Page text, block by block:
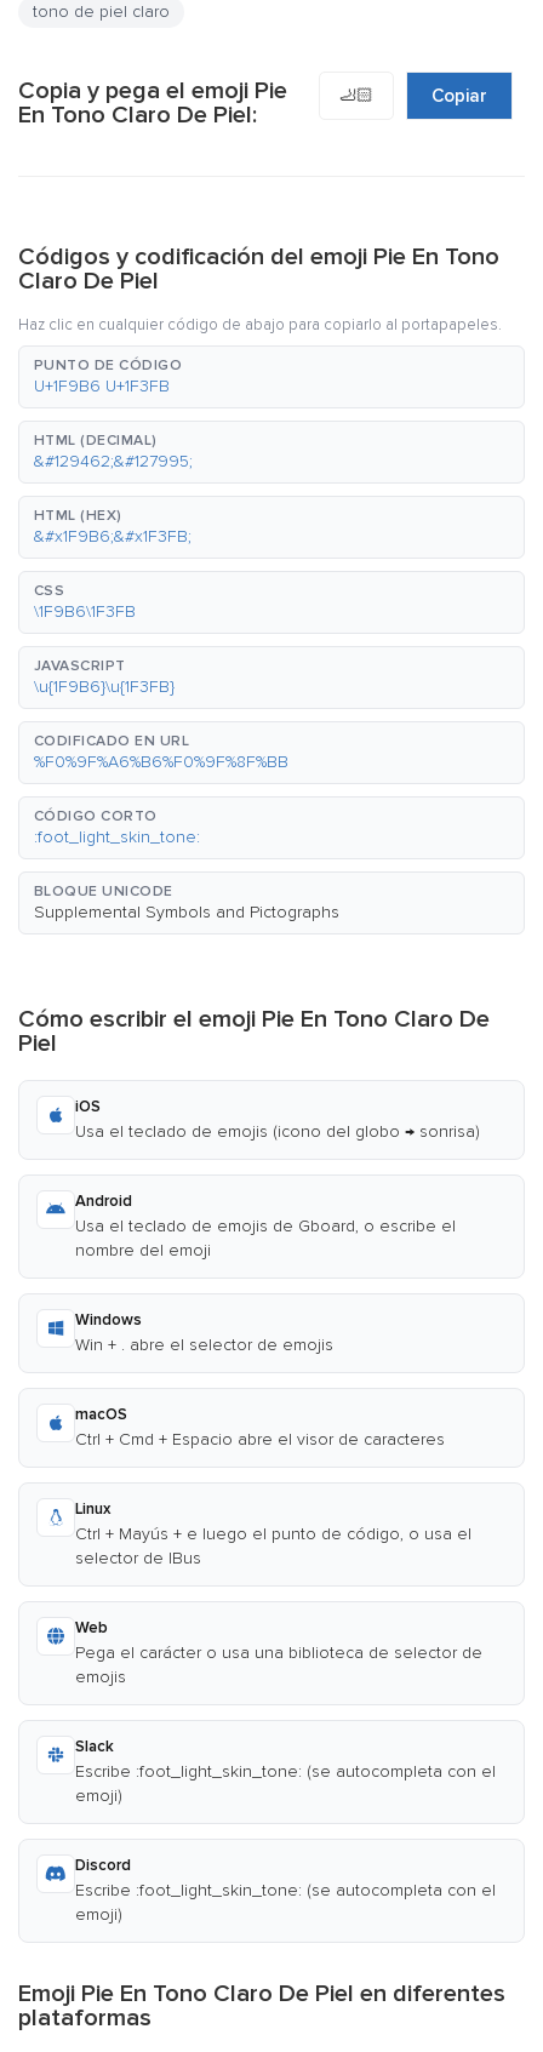
tono de piel claro
Copia y pega el emoji Pie
En Tono Claro De Piel:
🦶🏻 Copiar
Códigos y codificación del emoji Pie En Tono
Claro De Piel
Haz clic en cualquier código de abajo para copiarlo al portapapeles.
PUNTO DE CÓDIGO
U+1F9B6 U+1F3FB
HTML (DECIMAL)
&#129462;&#127995;
HTML (HEX)
&#x1F9B6;&#x1F3FB;
CSS
\1F9B6\1F3FB
JAVASCRIPT
\u{1F9B6}\u{1F3FB}
CODIFICADO EN URL
%F0%9F%A6%B6%F0%9F%8F%BB
CÓDIGO CORTO
:foot_light_skin_tone:
BLOQUE UNICODE
Supplemental Symbols and Pictographs
Cómo escribir el emoji Pie En Tono Claro De
Piel
iOS
Usa el teclado de emojis (icono del globo → sonrisa)
Android
Usa el teclado de emojis de Gboard, o escribe el
nombre del emoji
Windows
Win + . abre el selector de emojis
macOS
Ctrl + Cmd + Espacio abre el visor de caracteres
Linux
Ctrl + Mayús + e luego el punto de código, o usa el
selector de IBus
Web
Pega el carácter o usa una biblioteca de selector de
emojis
Slack
Escribe :foot_light_skin_tone: (se autocompleta con el
emoji)
Discord
Escribe :foot_light_skin_tone: (se autocompleta con el
emoji)
Emoji Pie En Tono Claro De Piel en diferentes
plataformas